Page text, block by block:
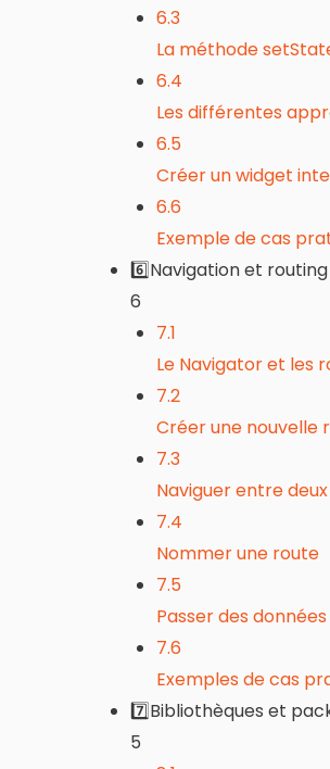
6.3
La méthode
6.4
Les différentes
6.5
Créer un widget
6.6
Exemple de cas
6️⃣Navigation et routing
6
7.1
Le Navigator et les
7.2
Créer une nouvelle
7.3
Naviguer entre
7.4
Nommer une route
7.5
Passer des
7.6
Exemples de cas
7️⃣Bibliothèques et
5